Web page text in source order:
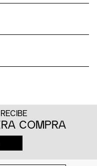
COMPRA